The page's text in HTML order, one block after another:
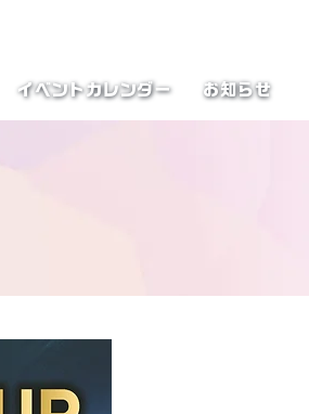
イベントカレンダー お知らせ